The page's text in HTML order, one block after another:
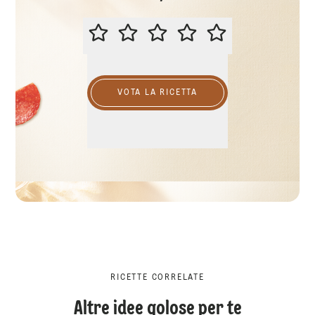
VALUTA QUESTA RICETTA
VOTA LA RICETTA
RICETTE CORRELATE
Altre idee golose per te